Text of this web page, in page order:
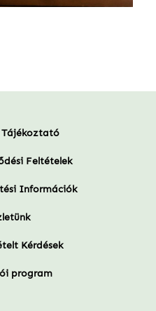
Tájékoztató
Feltételek
Információk
Kérdések
program